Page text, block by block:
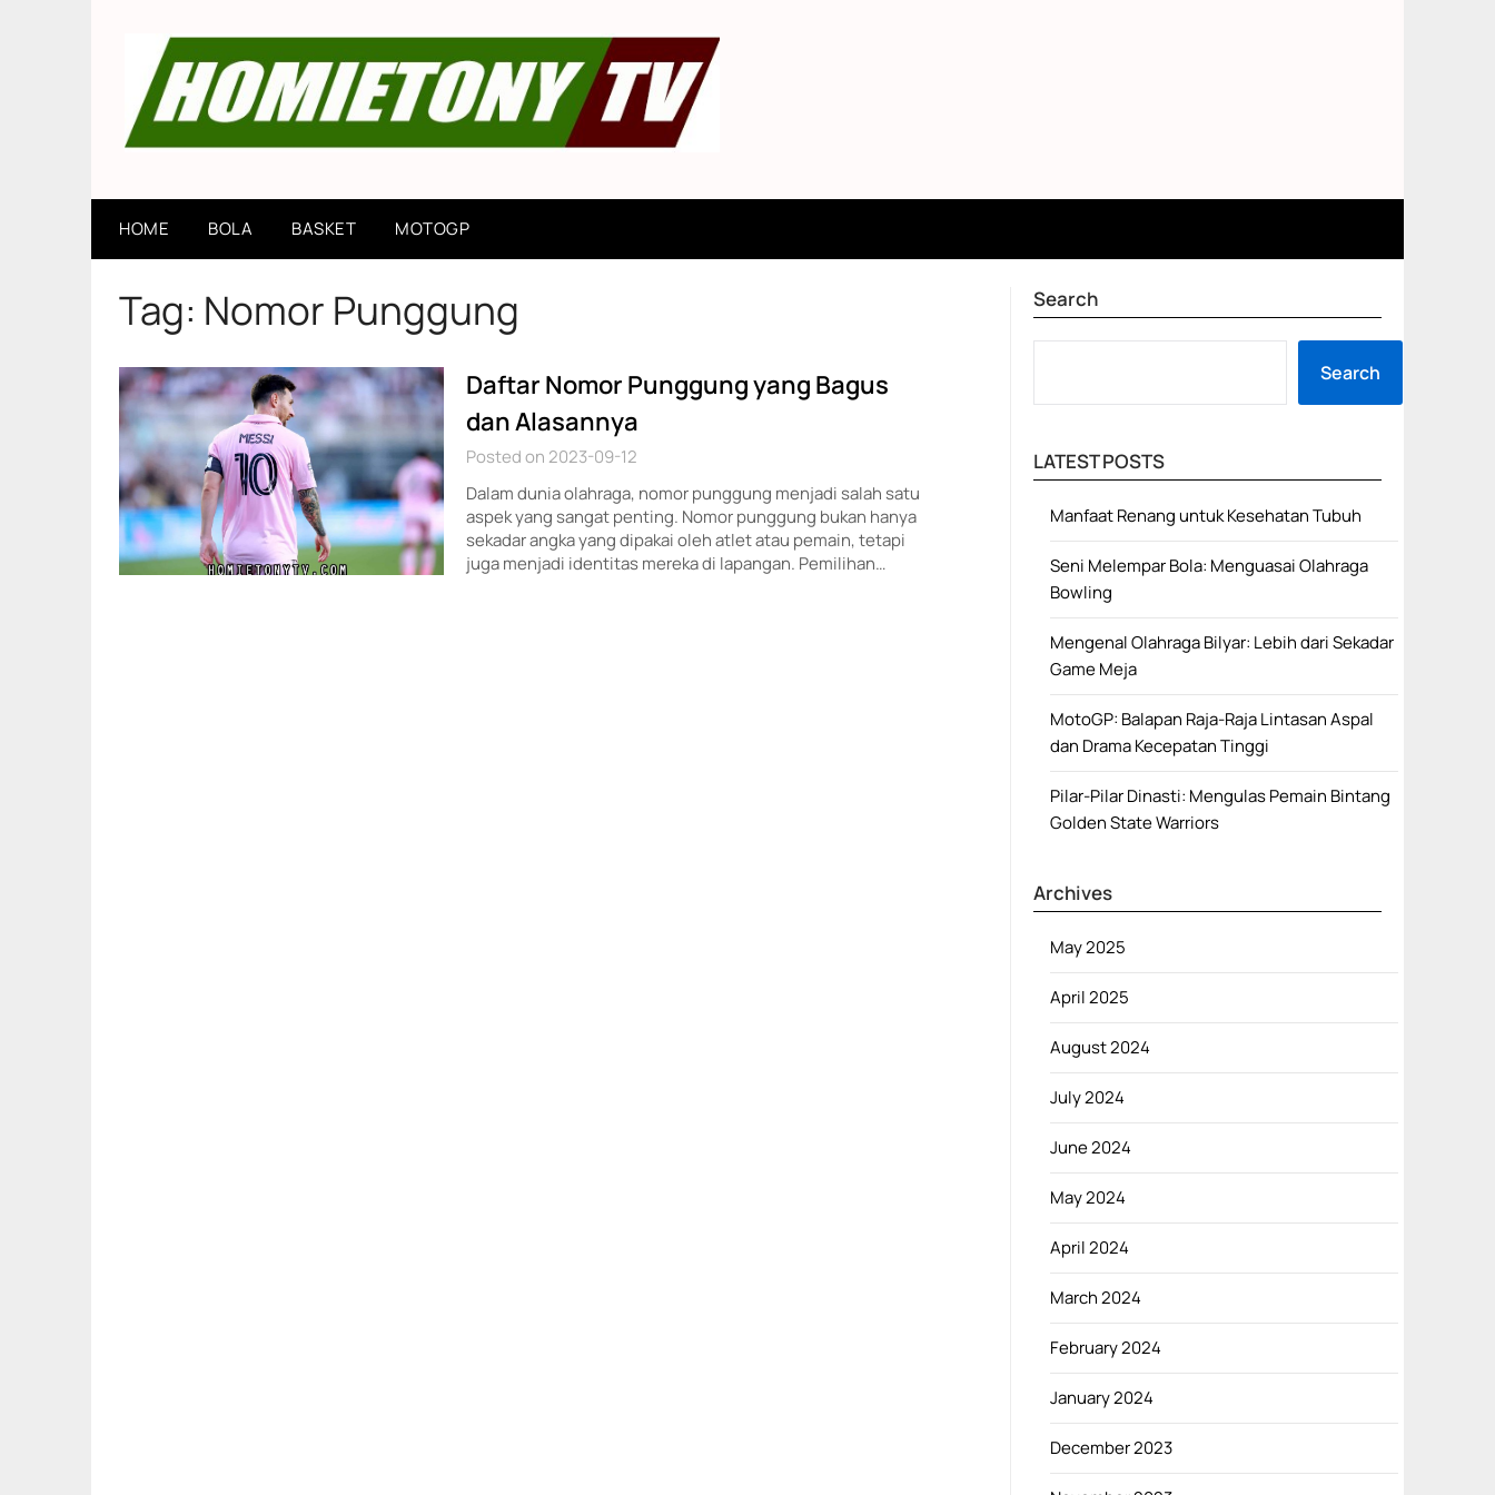
HOME BOLA BASKET MOTOGP
Tag: Nomor Punggung
Daftar Nomor Punggung yang Bagus
dan Alasannya
Posted on 2023-09-12
Dalam dunia olahraga, nomor punggung menjadi salah satu
aspek yang sangat penting. Nomor punggung bukan hanya
sekadar angka yang dipakai oleh atlet atau pemain, tetapi
juga menjadi identitas mereka di lapangan. Pemilihan…
Search
Search
LATEST POSTS
Manfaat Renang untuk Kesehatan Tubuh
Seni Melempar Bola: Menguasai Olahraga
Bowling
Mengenal Olahraga Bilyar: Lebih dari Sekadar
Game Meja
MotoGP: Balapan Raja-Raja Lintasan Aspal
dan Drama Kecepatan Tinggi
Pilar-Pilar Dinasti: Mengulas Pemain Bintang
Golden State Warriors
Archives
May 2025
April 2025
August 2024
July 2024
June 2024
May 2024
April 2024
March 2024
February 2024
January 2024
December 2023